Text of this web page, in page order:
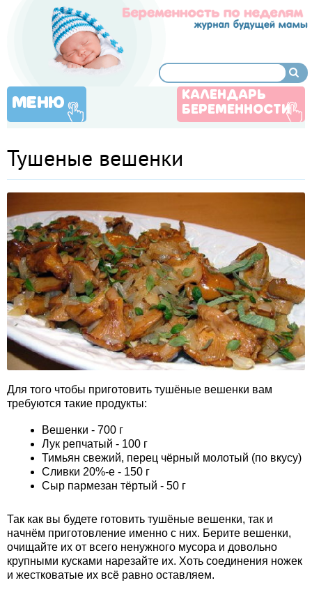
МЕНЮ
КАЛЕНДАРЬ
БЕРЕМЕННОСТИ
Тушеные вешенки
Для того чтобы приготовить тушёные вешенки вам
требуются такие продукты:
Вешенки - 700 г
Лук репчатый - 100 г
Тимьян свежий, перец чёрный молотый (по вкусу)
Сливки 20%-е - 150 г
Сыр пармезан тёртый - 50 г
Так как вы будете готовить тушёные вешенки, так и
начнём приготовление именно с них. Берите вешенки,
очищайте их от всего ненужного мусора и довольно
крупными кусками нарезайте их. Хоть соединения ножек
и жестковатые их всё равно оставляем.